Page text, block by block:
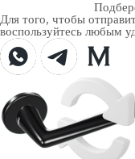
Для того, чтобы
воспользуйтесь любым